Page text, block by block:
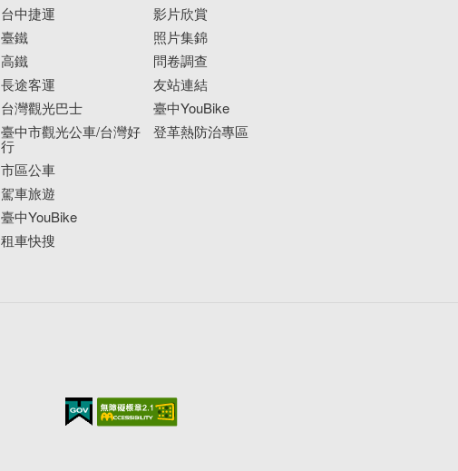
台中捷運
臺鐵
高鐵
長途客運
台灣觀光巴士
臺中市觀光公車/台灣好
行
市區公車
駕車旅遊
臺中YouBike
租車快搜
影片欣賞
照片集錦
問卷調查
友站連結
臺中YouBike
登革熱防治專區